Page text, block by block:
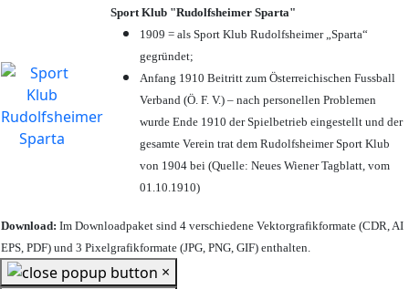
Sport Klub "Rudolfsheimer Sparta"
1909 = als Sport Klub Rudolfsheimer „Sparta“
gegründet;
Anfang 1910 Beitritt zum Österreichischen Fussball
Verband (Ö. F. V.) – nach personellen Problemen
wurde Ende 1910 der Spielbetrieb eingestellt und der
gesamte Verein trat dem Rudolfsheimer Sport Klub
von 1904 bei (Quelle: Neues Wiener Tagblatt, vom
01.10.1910)
Download: Im Downloadpaket sind 4 verschiedene Vektorgrafikformate (CDR, AI
EPS, PDF) und 3 Pixelgrafikformate (JPG, PNG, GIF) enthalten.
×